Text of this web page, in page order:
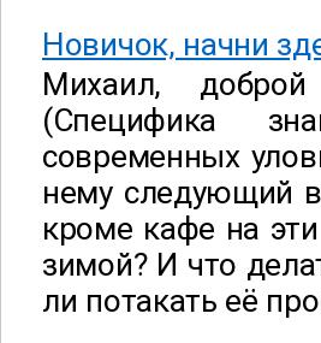
Новичок, начни
Михаил,
(Специфика
современных
нему следующий
кроме кафе на
зимой? И что
ли потакать её